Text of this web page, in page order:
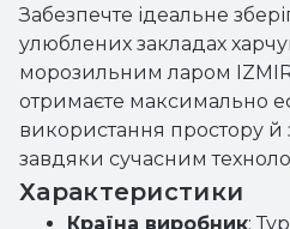
Забезпечте ідеальне
улюблених закладах
морозильним ларом
отримаєте максимально
використання простору й
завдяки сучасним
Характеристики
Країна виробник: